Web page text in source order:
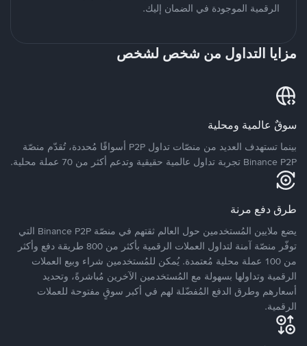
الرقمية الموجودة في الضمان إليك.
مزايا التداول من شخص لشخص
سوقٌ عالمية ومحلية
بينما تستهدف العديد من منصّات تداول P2P أسواقًا مُحددة، تُقدّم منصّة
Binance P2P تجربة تداول عالمية حقيقية وتدعم أكثر من 70 عملة محلية.
طرق دفع مرنة
يضع ملايين المُستخدمين حول العالم ثقتهم في منصّة Binance P2P التي
توفّر منصّة آمنة لتداول العملات الرقمية بأكثر من 800 طريقة دفع وأكثر
من 100 عملة محلية مُعتمدة. يُمكن للمُستخدمين شراء وبيع العملات
الرقمية وتداولها بسهولة مع المُستخدمين الآخرين مُباشرةً، وتحديد
أسعارهم وطرق الدفع المُفضّلة لهم في أكبر سوقٍ مفتوحة للعملات
الرقمية.